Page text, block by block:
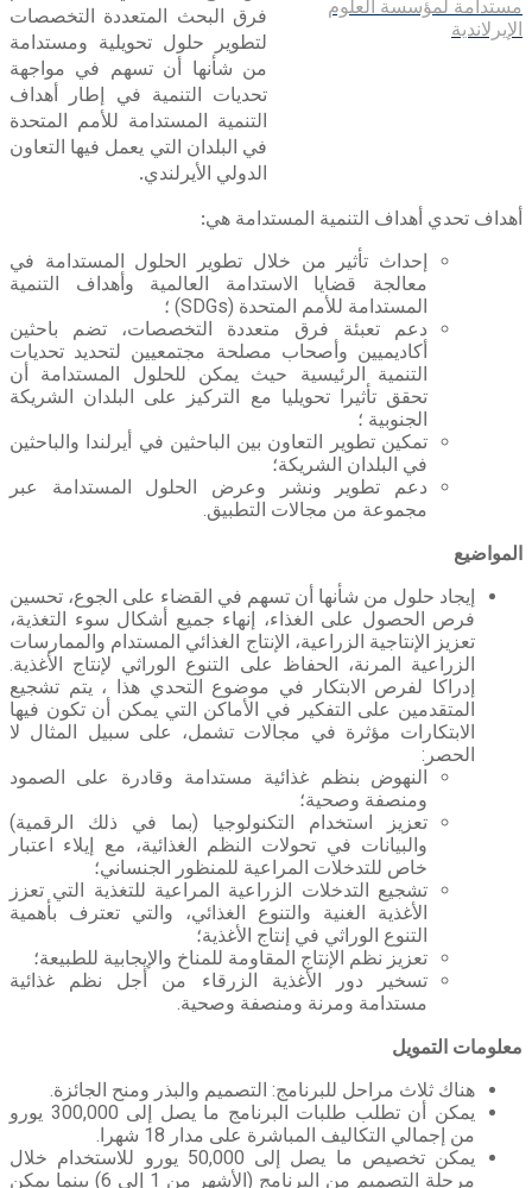
فرق البحث المتعددة التخصصات
لتطوير حلول تحويلية ومستدامة
من شأنها أن تسهم في مواجهة
تحديات التنمية في إطار أهداف
التنمية المستدامة للأمم المتحدة
في البلدان التي يعمل فيها التعاون
الدولي الأيرلندي.
أهداف تحدي أهداف التنمية المستدامة هي:
إحداث تأثير من خلال تطوير الحلول المستدامة في
معالجة قضايا الاستدامة العالمية وأهداف التنمية
المستدامة للأمم المتحدة (SDGs) ؛
دعم تعبئة فرق متعددة التخصصات، تضم باحثين
أكاديميين وأصحاب مصلحة مجتمعيين لتحديد تحديات
التنمية الرئيسية حيث يمكن للحلول المستدامة أن
تحقق تأثيرا تحويليا مع التركيز على البلدان الشريكة
الجنوبية ؛
تمكين تطوير التعاون بين الباحثين في أيرلندا والباحثين
في البلدان الشريكة؛
دعم تطوير ونشر وعرض الحلول المستدامة عبر
مجموعة من مجالات التطبيق.
المواضيع
إيجاد حلول من شأنها أن تسهم في القضاء على الجوع، تحسين
فرص الحصول على الغذاء، إنهاء جميع أشكال سوء التغذية،
تعزيز الإنتاجية الزراعية، الإنتاج الغذائي المستدام والممارسات
الزراعية المرنة، الحفاظ على التنوع الوراثي لإنتاج الأغذية.
إدراكا لفرص الابتكار في موضوع التحدي هذا ، يتم تشجيع
المتقدمين على التفكير في الأماكن التي يمكن أن تكون فيها
الابتكارات مؤثرة في مجالات تشمل، على سبيل المثال لا
الحصر:
النهوض بنظم غذائية مستدامة وقادرة على الصمود
ومنصفة وصحية؛
تعزيز استخدام التكنولوجيا (بما في ذلك الرقمية)
والبيانات في تحولات النظم الغذائية، مع إيلاء اعتبار
خاص للتدخلات المراعية للمنظور الجنساني؛
تشجيع التدخلات الزراعية المراعية للتغذية التي تعزز
الأغذية الغنية والتنوع الغذائي، والتي تعترف بأهمية
التنوع الوراثي في إنتاج الأغذية؛
تعزيز نظم الإنتاج المقاومة للمناخ والإيجابية للطبيعة؛
تسخير دور الأغذية الزرقاء من أجل نظم غذائية
مستدامة ومرنة ومنصفة وصحية.
معلومات التمويل
هناك ثلاث مراحل للبرنامج: التصميم والبذر ومنح الجائزة.
يمكن أن تطلب طلبات البرنامج ما يصل إلى 300,000 يورو
من إجمالي التكاليف المباشرة على مدار 18 شهرا.
يمكن تخصيص ما يصل إلى 50,000 يورو للاستخدام خلال
مرحلة التصميم من البرنامج (الأشهر من 1 إلى 6) بينما يمكن